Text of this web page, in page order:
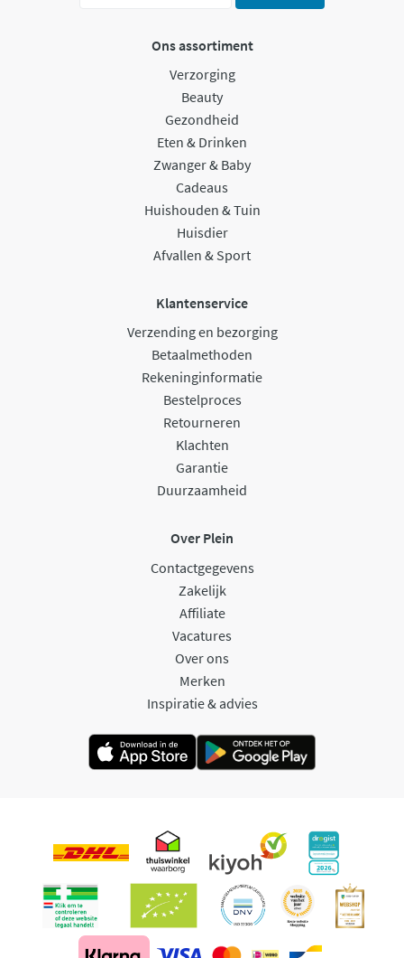
Ons assortiment
Verzorging
Beauty
Gezondheid
Eten & Drinken
Zwanger & Baby
Cadeaus
Huishouden & Tuin
Huisdier
Afvallen & Sport
Klantenservice
Verzending en bezorging
Betaalmethoden
Rekeninginformatie
Bestelproces
Retourneren
Klachten
Garantie
Duurzaamheid
Over Plein
Contactgegevens
Zakelijk
Affiliate
Vacatures
Over ons
Merken
Inspiratie & advies